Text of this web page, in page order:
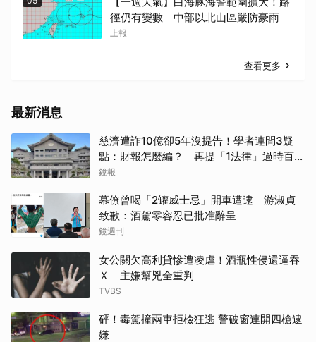
徑仍有變數 中部以北山區嚴防豪雨
上報
查看更多
最新消息
慈濟遭詐10億卻5年沒提告！學者連問3疑
點：財報怎麼編？ 再提「1法律」過時百年
管不了
鏡報
幕僚曾喝「2罐威士忌」開車遭逮 游淑貞
致歉：酒駕零容忍已批准辭呈
鏡週刊
女公關欠高利貸慘遭凌虐！酒瓶性侵還逼吞
Ｘ 主嫌幫兇全重判
TVBS
砰！毒駕撞兩車拒檢狂逃 警破窗連開四槍逮
嫌